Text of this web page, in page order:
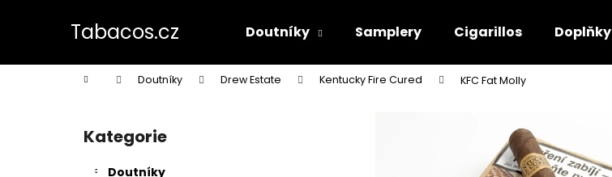
Tabacos.cz Doutníky Samplery Cigarillos Doplňky
Domů Doutníky Drew Estate Kentucky Fire Cured KFC Fat Molly
Přeskočit
kategorie
Kategorie
Doutníky
í
Zpět
do
Zpět
do
Co potřebujete najít?